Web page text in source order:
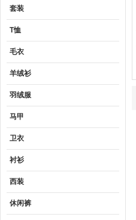
套装
T恤
毛衣
羊绒衫
羽绒服
马甲
卫衣
衬衫
西装
休闲裤